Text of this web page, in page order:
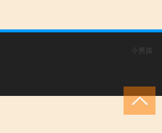
小男孩